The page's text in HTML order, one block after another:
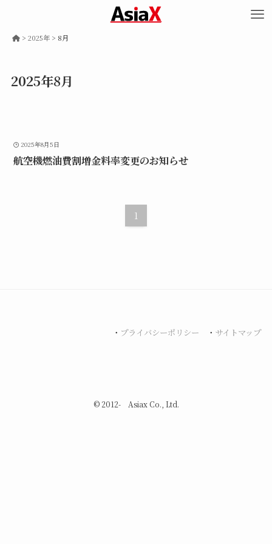
> 2025年 > 8月
2025年8月
2025年8月5日
航空機燃油費割増金料率変更のお知らせ
1
・ プライバシーポリシー ・ サイトマップ
©2012- Asiax Co., Ltd.